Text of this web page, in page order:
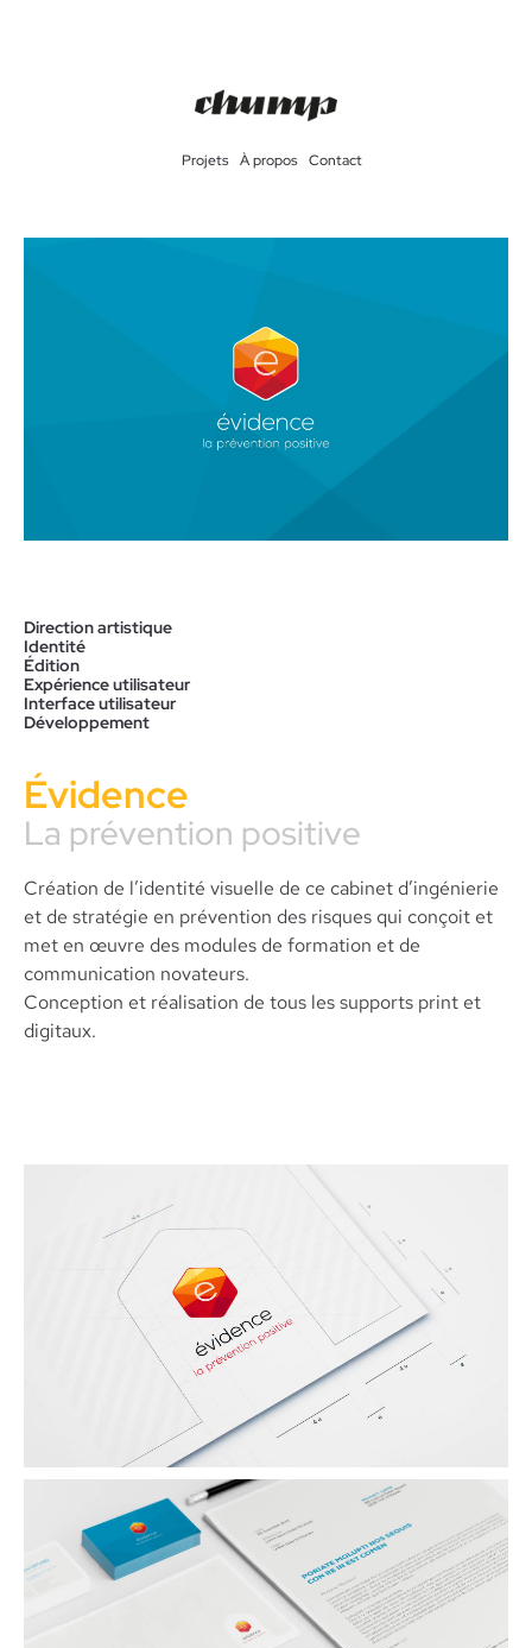
Projets À propos Contact
Direction artistique
Identité
Édition
Expérience utilisateur
Interface utilisateur
Développement
Évidence
La prévention positive
Création de l’identité visuelle de ce cabinet d’ingénierie
et de stratégie en prévention des risques qui conçoit et
met en œuvre des modules de formation et de
communication novateurs.
Conception et réalisation de tous les supports print et
digitaux.